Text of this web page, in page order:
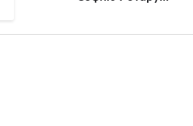
девушки без рук и